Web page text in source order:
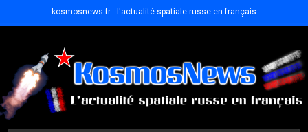
kosmosnews.fr - l'actualité spatiale russe en français